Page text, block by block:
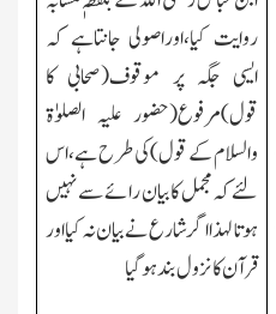
روایت کیا،اوراصولی جانتاہے کہ
ایسی جگہ پر موقوف(صحابی کا
قول)مرفوع(حضور علیہ الصلوٰۃ
والسلام کے قول)کی طرح ہے،اس
لئے کہ مجمل کا بیان رائے سے نہیں
ہوتالہذا اگر شارع نے بیان نہ کیااور
قرآن کا نزول بند ہوگیا